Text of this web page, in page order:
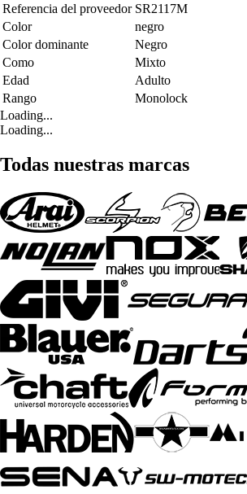
Referencia del proveedor SR2117M
Color
negro
Color dominante
Negro
Como
Mixto
Edad
Adulto
Rango
Monolock
Loading...
Loading...
Todas nuestras marcas